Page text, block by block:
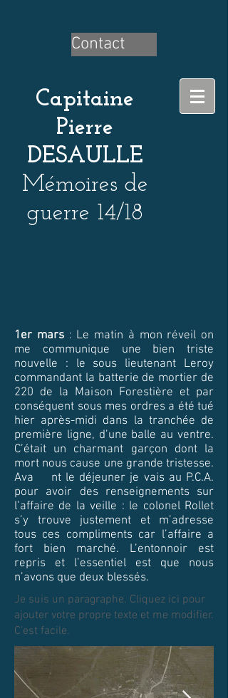
Contact
Capitaine
Pierre
DESAULLE
Mémoires de
guerre 14/18
1er mars: Le matin à mon réveil on
me communique une bien triste
nouvelle : le sous lieutenant Leroy
commandant la batterie de mortier de
220 de la Maison Forestière et par
conséquent sous mes ordres a été tué
hier après-midi dans la tranchée de
première ligne, d’une balle au ventre.
C’était un charmant garçon dont la
mort nous cause une grande tristesse.
Ava nt le déjeuner je vais au P.C.A.
pour avoir des renseignements sur
l’affaire de la veille : le colonel Rollet
s’y trouve justement et m’adresse
tous ces compliments car l’affaire a
fort bien marché. L’entonnoir est
repris et l’essentiel est que nous
n’avons que deux blessés.
Je suis un paragraphe. Cliquez ici pour
ajouter votre propre texte et me modifier.
C'est facile.